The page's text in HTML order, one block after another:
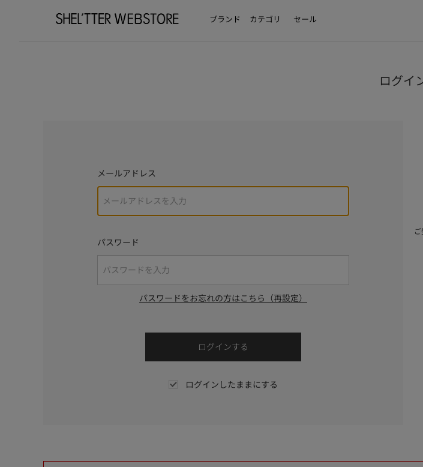
ブランド カテゴリ セール
ログイ
メールアドレス
パスワード
パスワードをお忘れの方はこちら（再設定）
ログインしたままにする